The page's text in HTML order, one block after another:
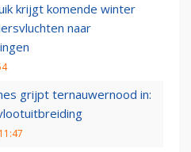
krijgt komende winter
naar
grijpt ternauwernood in: